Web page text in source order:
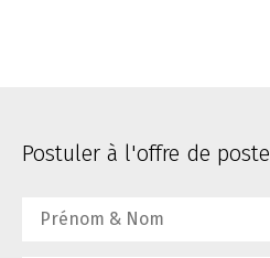
Postuler à l'offre de poste